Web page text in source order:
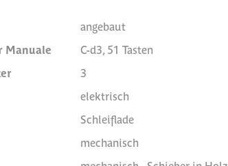
angebaut
Manuale
C-d3, 51 Tasten
3
elektrisch
Schleiflade
mechanisch